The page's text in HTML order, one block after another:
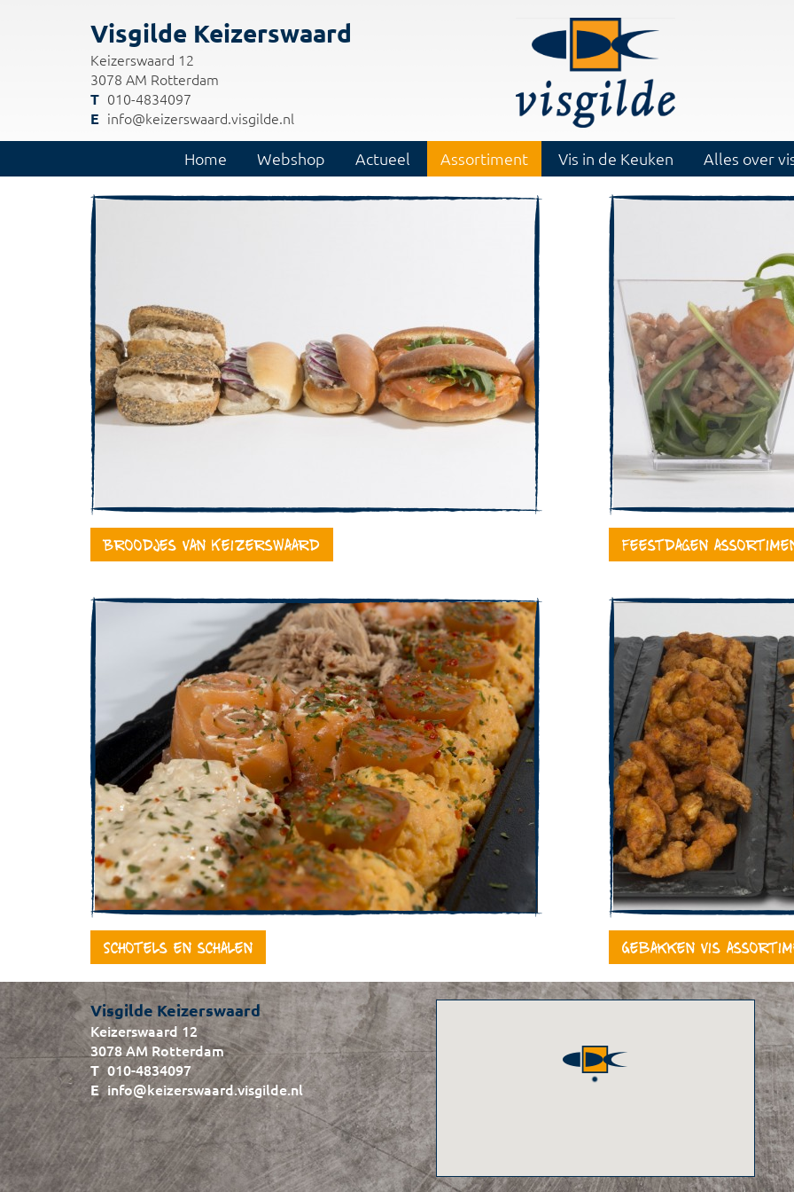
Visgilde Keizerswaard
Keizerswaard 12
3078 AM Rotterdam
010-4834097
info@keizerswaard.visgilde.nl
Home Webshop Actueel Assortiment Vis in de Keuken Alles over
Broodjes van Keizerswaard Feestdagen
Schotels en schalen Gebakken vis
Visgilde Keizerswaard
Keizerswaard 12
3078 AM Rotterdam
010-4834097
info@keizerswaard.visgilde.nl